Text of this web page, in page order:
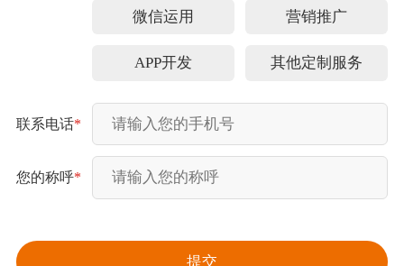
微信运用 营销推广
APP开发 其他定制服务
联系电话*
您的称呼*